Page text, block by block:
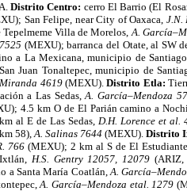
Distrito Centro: cerro El Barrio (El
San Felipe, near City of Oaxaca, J.N.
Villa de Morelos,A.
(MEXU); barranca del Otate, al SW
a La Mexicana, municipio de
Juan Tonaltepec, municipio de
4619(MEXU).Distrito Etla:
a Las Sedas,A. García–Mendoza
4.5 km O de El Parián camino a
al E de Las Sedas, D.H. Lorence et al.
58),A. Salinas 7644 (MEXU). Distrito
766 (MEXU); 2 km al S de El
H.S. Gentry 12057, 12079(ARIZ,
a Santa María Coatlán,A.
A. García–Mendoza etal. 1279